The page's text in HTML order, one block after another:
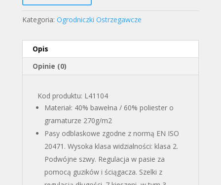
Kategoria: Ogrodniczki Ostrzegawcze
Opis
Opinie (0)
Kod produktu: L41104
Materiał: 40% bawełna / 60% poliester o
gramaturze 270g/m2
Pasy odblaskowe zgodne z normą EN ISO
20471. Wysoka klasa widzialności: klasa 2.
Podwójne szwy. Regulacja w pasie za
pomocą guzików i ściągacza. Szelki z